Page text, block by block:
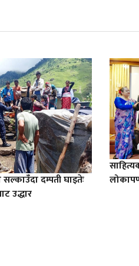
सल्काउँदा दम्पती घाइतेः
उद्धार